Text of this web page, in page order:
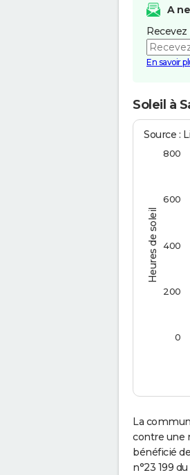
A
En savoir
Soleil à
Heures de soleil
Source :
0
200
400
600
800
La
contre une
bénéficié
n°23 199